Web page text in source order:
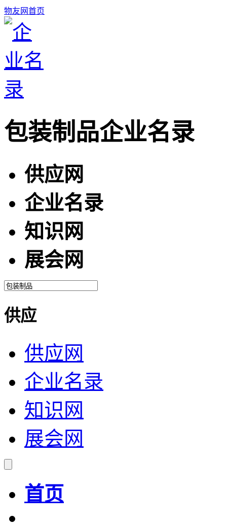
物友网首页
包装制品企业名录
供应网
企业名录
知识网
展会网
供应
供应网
企业名录
知识网
展会网
首页